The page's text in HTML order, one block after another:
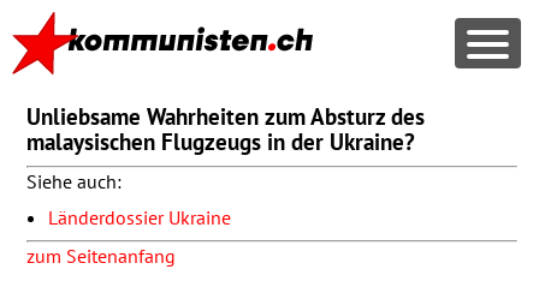
Unliebsame Wahrheiten zum Absturz des
malaysischen Flugzeugs in der Ukraine?
Siehe auch:
Länderdossier Ukraine
zum Seitenanfang